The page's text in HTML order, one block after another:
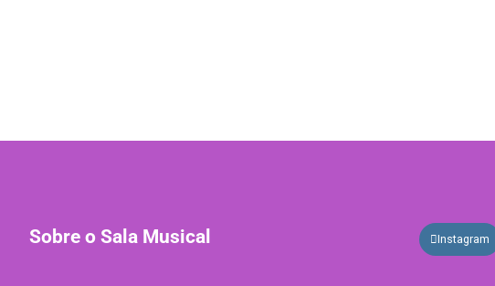
Sobre o Sala Musical Instagram